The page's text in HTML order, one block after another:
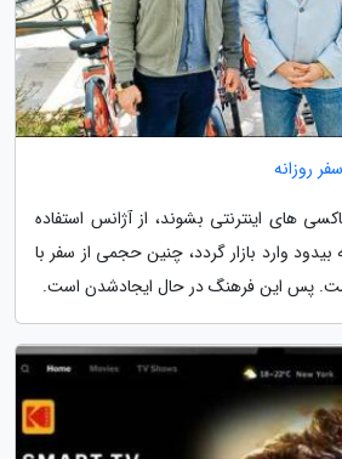
های اینترنتی بشوند، از آژانس استفاده
بیدود وارد بازار گردد، چنین حجمی از سفر با
پس این فرهنگ در حال ایجادشدن است.